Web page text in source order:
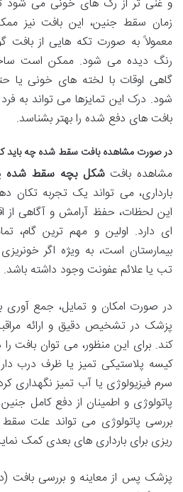
و غنی تر از رگ های خونی می شود
زمان سقط جنین، این بافت نیز
معمولاً به صورت تکه هایی از بافت
رنگ دیده می شود. ممکن است
گاهی اوقات با لخته های خونی یا
شود. درک این تمایزها می تواند به
بافت های دفع شده را بهتر بشناسد.
در صورت مشاهده بافت سقط شده چه باید
مشاهده بافتشکل بچه سقط شده
بارداری، می تواند یک تجربه تکان
این لحظات، حفظ آرامش و آگاهی از
ای دارد. اولین و مهم ترین گام،
بیمارستان است، به ویژه اگر
تب یا علائم عفونت وجود داشته باشد.
در صورت امکان و تمایل، جمع آوری
پزشک در تشخیص دقیق و ارائه
کند. برای این منظور، می توان بافت
کیسه پلاستیکی تمیز یا ظرف درب
سرم فیزیولوژی یا آب تمیز نگهداری
پاتولوژی و اطمینان از دفع کامل
بررسی پاتولوژی می تواند علت
ریزی برای بارداری های بعدی کمک
پزشک پس از معاینه و بررسی بافت